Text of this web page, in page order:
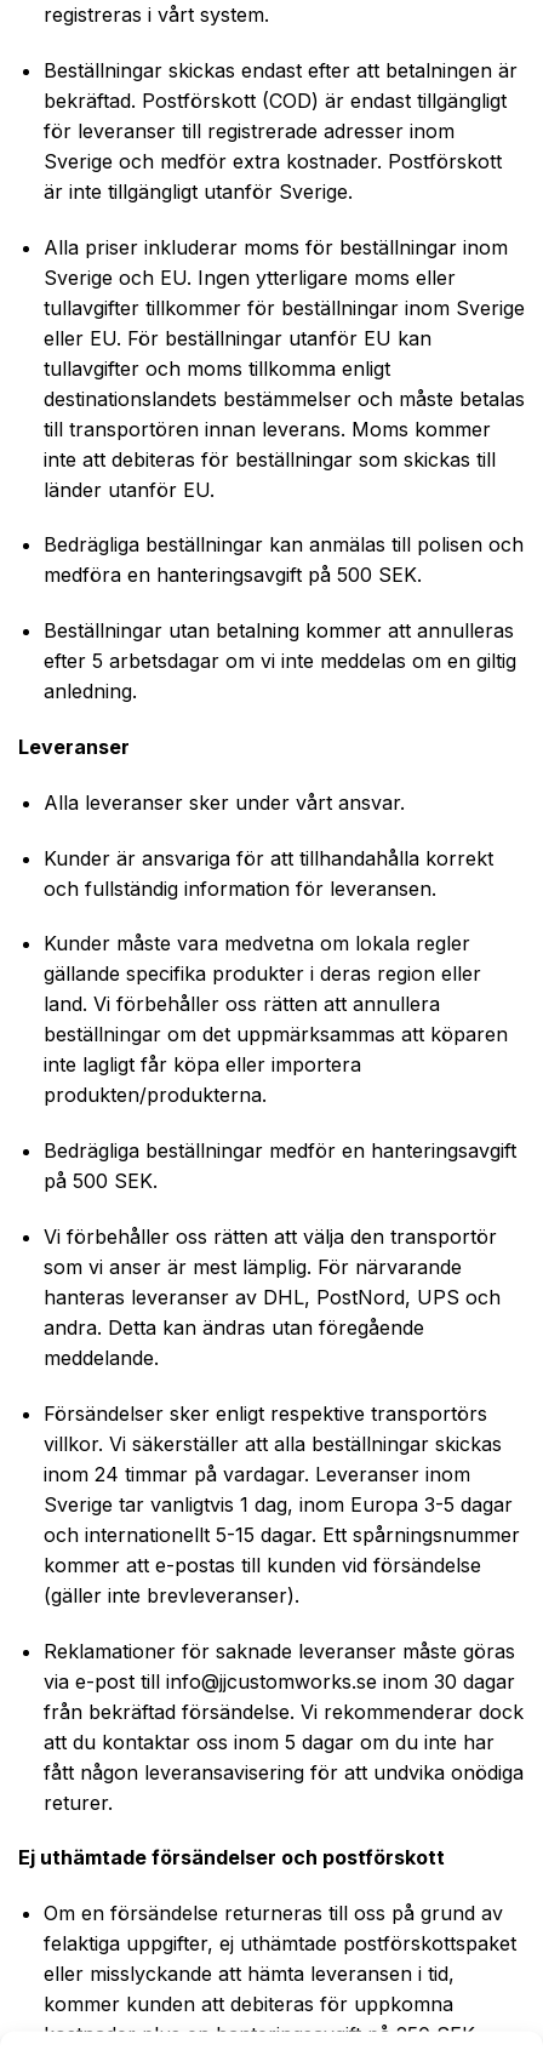
registreras i vårt system.
Beställningar skickas endast efter att betalningen är
bekräftad. Postförskott (COD) är endast tillgängligt
för leveranser till registrerade adresser inom
Sverige och medför extra kostnader. Postförskott
är inte tillgängligt utanför Sverige.
Alla priser inkluderar moms för beställningar inom
Sverige och EU. Ingen ytterligare moms eller
tullavgifter tillkommer för beställningar inom Sverige
eller EU. För beställningar utanför EU kan
tullavgifter och moms tillkomma enligt
destinationslandets bestämmelser och måste betalas
till transportören innan leverans. Moms kommer
inte att debiteras för beställningar som skickas till
länder utanför EU.
Bedrägliga beställningar kan anmälas till polisen och
medföra en hanteringsavgift på 500 SEK.
Beställningar utan betalning kommer att annulleras
efter 5 arbetsdagar om vi inte meddelas om en giltig
anledning.
Leveranser
Alla leveranser sker under vårt ansvar.
Kunder är ansvariga för att tillhandahålla korrekt
och fullständig information för leveransen.
Kunder måste vara medvetna om lokala regler
gällande specifika produkter i deras region eller
land. Vi förbehåller oss rätten att annullera
beställningar om det uppmärksammas att köparen
inte lagligt får köpa eller importera
produkten/produkterna.
Bedrägliga beställningar medför en hanteringsavgift
på 500 SEK.
Vi förbehåller oss rätten att välja den transportör
som vi anser är mest lämplig. För närvarande
hanteras leveranser av DHL, PostNord, UPS och
andra. Detta kan ändras utan föregående
meddelande.
Försändelser sker enligt respektive transportörs
villkor. Vi säkerställer att alla beställningar skickas
inom 24 timmar på vardagar. Leveranser inom
Sverige tar vanligtvis 1 dag, inom Europa 3-5 dagar
och internationellt 5-15 dagar. Ett spårningsnummer
kommer att e-postas till kunden vid försändelse
(gäller inte brevleveranser).
Reklamationer för saknade leveranser måste göras
via e-post till info@jjcustomworks.seinom 30 dagar
från bekräftad försändelse. Vi rekommenderar dock
att du kontaktar oss inom 5 dagar om du inte har
fått någon leveransavisering för att undvika onödiga
returer.
Ej uthämtade försändelser och postförskott
Om en försändelse returneras till oss på grund av
felaktiga uppgifter, ej uthämtade postförskottspaket
eller misslyckande att hämta leveransen i tid,
kommer kunden att debiteras för uppkomna
kostnader plus en hanteringsavgift på 250 SEK.